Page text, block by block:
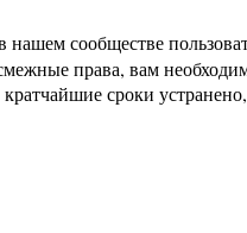
нашем сообществе
права, вам
сроки